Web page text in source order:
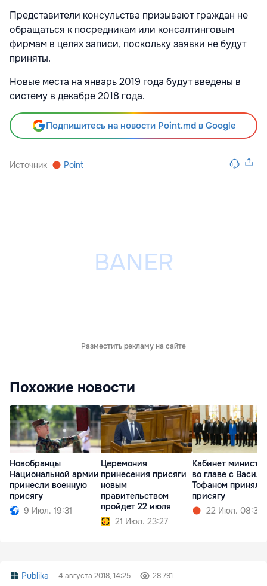
Представители консульства призывают граждан не
обращаться к посредникам или консалтинговым
фирмам в целях записи, поскольку заявки не будут
приняты.
Новые места на январь 2019 года будут введены в
систему в декабре 2018 года.
Подпишитесь на новости Point.md в Google
Источник Point
Разместить рекламу на сайте
Похожие новости
Новобранцы
Национальной армии
принесли военную
присягу
9 Июл. 19:31
Церемония
принесения присяги
новым
правительством
пройдет 22 июля
21 Июл. 23:27
Кабинет
во главе с Василе
Тофаном принял
присягу
22 Июл. 08:30
Publika 4 августа 2018, 14:25 28 791